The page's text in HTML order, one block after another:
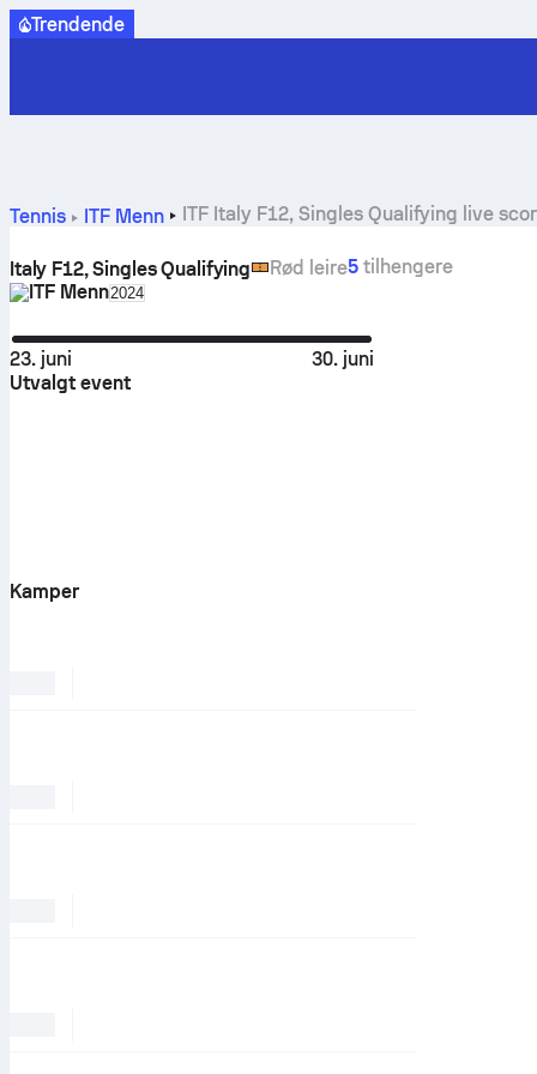
Trendende
Tennis ITF Menn ITF Italy F12, Singles Qualifying live
Italy F12, Singles Qualifying Rød leire5tilhengere
ITF MennSelect season in unique tournament header
2024
23. juni
30. juni
Utvalgt event
Kamper